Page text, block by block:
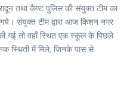
तथा कैण्ट पुलिस की संयुक्त टीम का
संयुक्त टीम द्वारा आज किशन नगर
गई तो वहाँ स्थित एक स्कूल के पिछले
स्थिती में मिले, जिनके पास से